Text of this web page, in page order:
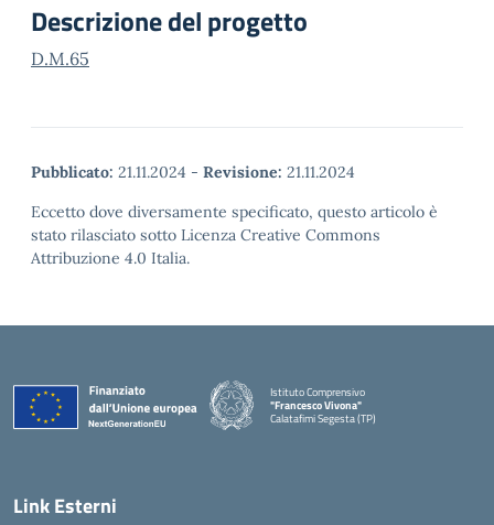
Descrizione del progetto
D.M.65
Pubblicato: 21.11.2024 - Revisione: 21.11.2024
Eccetto dove diversamente specificato, questo articolo è
stato rilasciato sotto Licenza Creative Commons
Attribuzione 4.0 Italia.
Istituto Comprensivo
"Francesco Vivona"
Calatafimi Segesta (TP)
— Visita la pagina iniziale della scuola
Link Esterni